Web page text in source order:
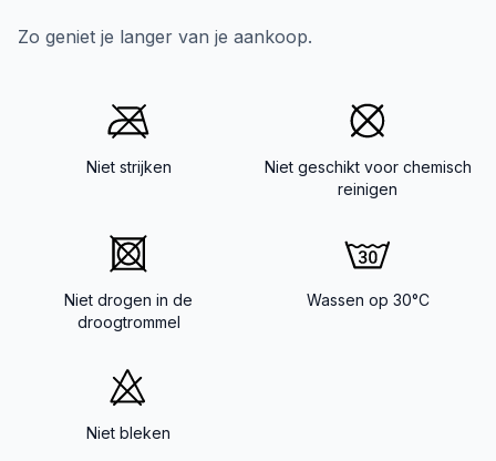
Zo geniet je langer van je aankoop.
Niet strijken
Niet geschikt voor chemisch
reinigen
Niet drogen in de
droogtrommel
Wassen op 30°C
Niet bleken